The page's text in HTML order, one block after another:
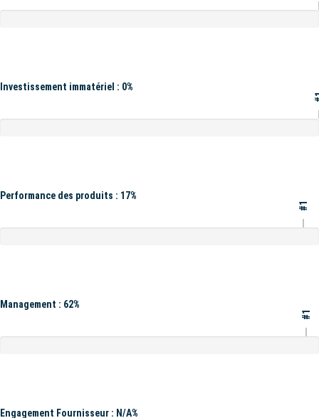
Investissement immatériel : 0%
Performance des produits : 17%
#1
Management : 62%
#1
Engagement Fournisseur : N/A%